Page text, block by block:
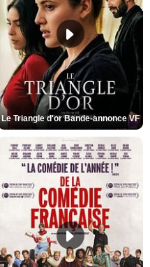
Le Triangle d'or Bande-annonce VF